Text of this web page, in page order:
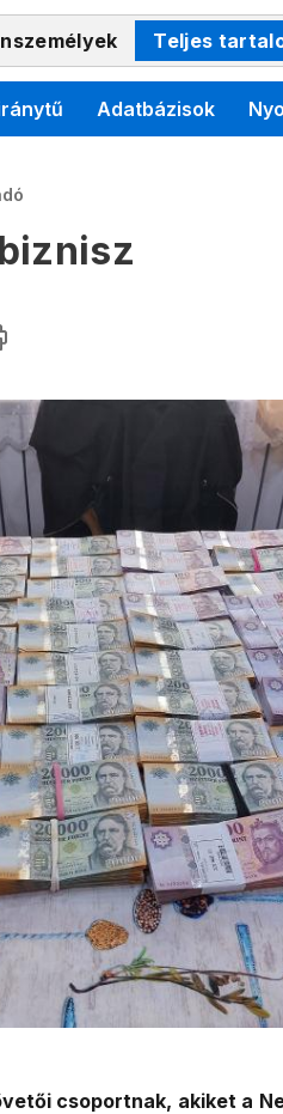
Teljes
Adatbázisok
csoportnak, akiket a